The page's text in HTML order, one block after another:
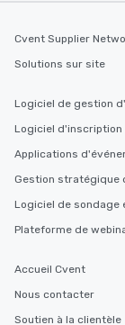
Cvent Supplier
Solutions sur site
Logiciel de gestion
Logiciel d'inscription
Applications
Gestion stratégique
Logiciel de sondage
Plateforme de
Accueil Cvent
Nous contacter
Soutien à la clientèle